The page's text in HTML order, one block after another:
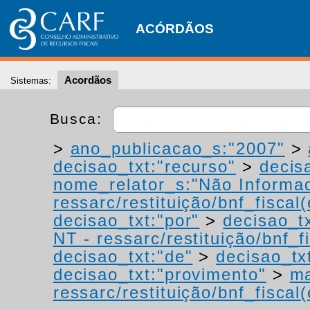
ACÓRDÃOS
Sistemas: Acordãos
Busca:
> ano_publicacao_s:"2007" >
decisao_txt:"recurso" >
nome_relator_s:"Não
ressarc/restituição/
decisao_txt:"por" >
NT - ressarc/restituição/
decisao_txt:"de" >
decisao_txt:"provimento" >
ressarc/restituição/